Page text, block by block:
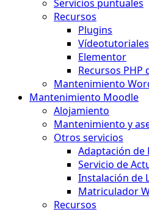
Servicios puntuales
Recursos
Plugins
Elementor
Recursos PHP
Mantenimiento
Mantenimiento Moodle
Alojamiento
Mantenimiento y
Otros servicios
Adaptación de
Servicio de
Instalación de
Matriculador
Recursos